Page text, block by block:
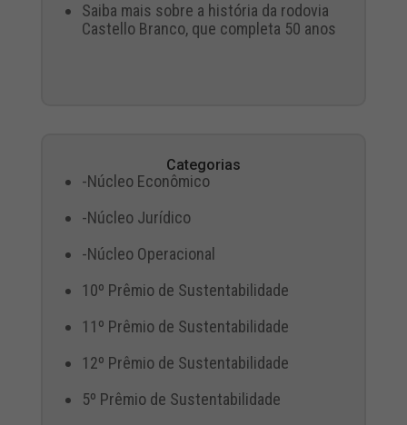
Saiba mais sobre a história da rodovia
Castello Branco, que completa 50 anos
Categorias
-Núcleo Econômico
-Núcleo Jurídico
-Núcleo Operacional
10º Prêmio de Sustentabilidade
11º Prêmio de Sustentabilidade
12º Prêmio de Sustentabilidade
5º Prêmio de Sustentabilidade